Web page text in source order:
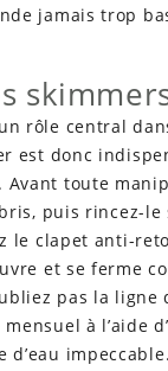
jamais trop
rôle central
est donc
Avant toute
puis rincez-le
le clapet anti-
et se ferme
pas la
à l’aide
d’eau impeccable.